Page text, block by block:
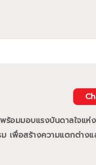
อมมอบแรงบันดาลใจแห่
เพื่อสร้างความแตกต่าง